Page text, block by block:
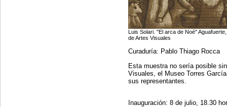
Luis Solari. "El arca de Noé"
de Artes Visuales
Curaduría: Pablo Thiago Rocca
Esta muestra no sería posible
Visuales, el Museo Torres
sus representantes.
Inauguración: 8 de julio, 18.30